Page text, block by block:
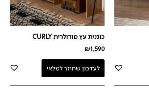
כוננית עץ מודולרית CURLY
₪1,590
לעדכון שחוזר למלאי